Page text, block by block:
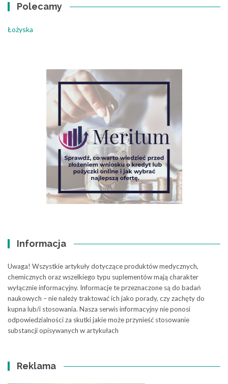
Polecamy
Łożyska
Informacja
Uwaga! Wszystkie artykuły dotyczące produktów medycznych,
chemicznych oraz wszelkiego typu suplementów mają charakter
wyłącznie informacyjny. Informacje te przeznaczone są do badań
naukowych – nie należy traktować ich jako porady, czy zachęty do
kupna lub/i stosowania. Nasza serwis informacyjny nie ponosi
odpowiedzialności za skutki jakie może przynieść stosowanie
substancji opisywanych w artykułach
Reklama